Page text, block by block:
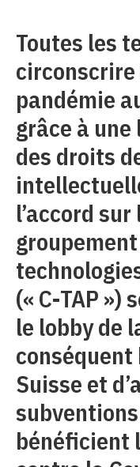
Toutes les
pandémie
grâce à
des droits
l’accord
(« C-TAP
le lobby de
Suisse et
bénéficient